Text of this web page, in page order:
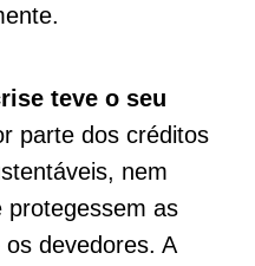
teve o seu
parte dos créditos
nem
protegessem as
devedores. A